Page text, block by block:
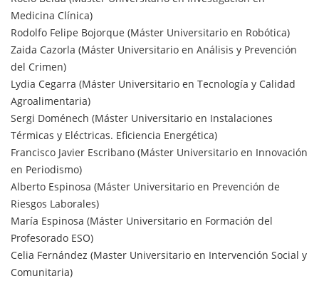
Medicina Clínica)
Rodolfo Felipe Bojorque (Máster Universitario en Robótica)
Zaida Cazorla (Máster Universitario en Análisis y Prevención
del Crimen)
Lydia Cegarra (Máster Universitario en Tecnología y Calidad
Agroalimentaria)
Sergi Doménech (Máster Universitario en Instalaciones
Térmicas y Eléctricas. Eficiencia Energética)
Francisco Javier Escribano (Máster Universitario en Innovación
en Periodismo)
Alberto Espinosa (Máster Universitario en Prevención de
Riesgos Laborales)
María Espinosa (Máster Universitario en Formación del
Profesorado ESO)
Celia Fernández (Master Universitario en Intervención Social y
Comunitaria)